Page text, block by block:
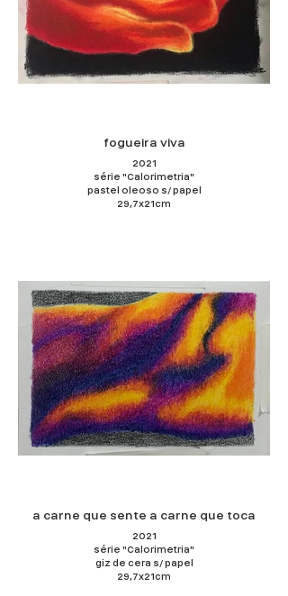
fogueira viva
2021
série "Calorimetria"
pastel oleoso s/ papel
29,7x21cm
a carne que sente a carne que toca
2021
série "Calorimetria"
giz de cera s/ papel
29,7x21cm